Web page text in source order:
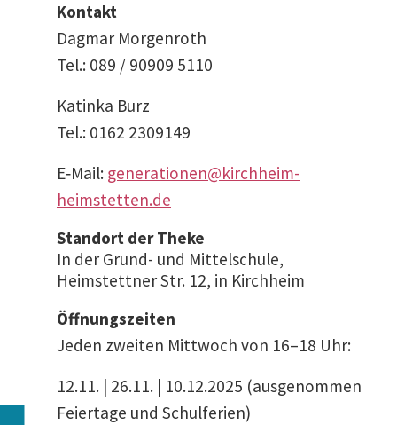
Kontakt
Dagmar Morgenroth
Tel.: 089 / 90909 5110
Katinka Burz
Tel.: 0162 2309149
E‑Mail: generationen@kirchheim-
heimstetten.de
Standort der Theke
In der Grund- und Mittel­schule,
Heimstettner Str. 12, in Kirchheim
Öffnungs­zeiten
Jeden zweiten Mittwoch von 16–18 Uhr:
12.11. | 26.11. | 10.12.2025 (ausge­nommen
Feiertage und Schulferien)